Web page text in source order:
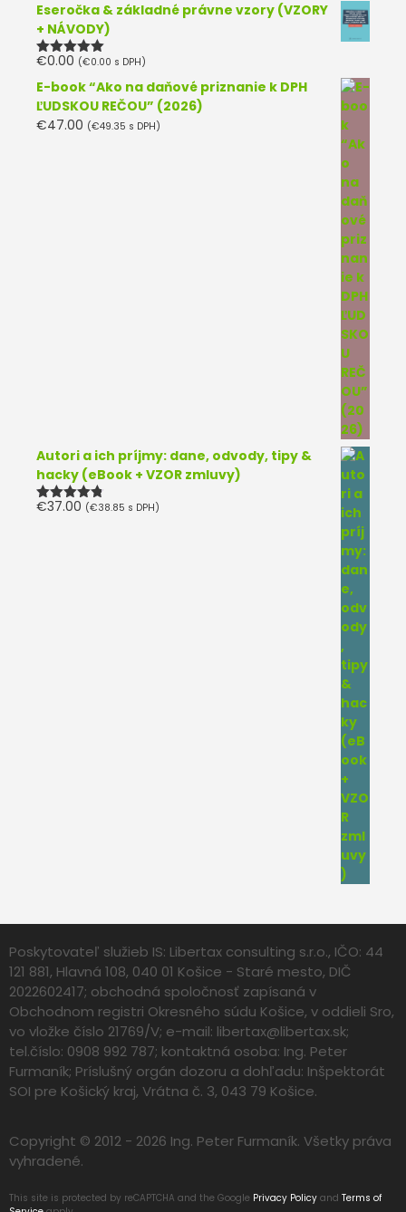
Eseročka & základné právne vzory (VZORY
+ NÁVODY)
Hodnotenie
€0.00 (€0.00 s DPH)
E-book “Ako na daňové priznanie k DPH
ĽUDSKOU REČOU” (2026)
€47.00 (€49.35 s DPH)
Autori a ich príjmy: dane, odvody, tipy &
hacky (eBook + VZOR zmluvy)
Hodnotenie
€37.00 (€38.85 s DPH)
Poskytovateľ služieb IS: Libertax consulting s.r.o., IČO: 44
121 881, Hlavná 108, 040 01 Košice - Staré mesto, DIČ
2022602417; obchodná spoločnosť zapísaná v
Obchodnom registri Okresného súdu Košice, v oddieli Sro,
vo vložke číslo 21769/V; e-mail: libertax@libertax.sk;
tel.číslo: 0908 992 787; kontaktná osoba: Ing. Peter
Furmaník; Príslušný orgán dozoru a dohľadu: Inšpektorát
SOI pre Košický kraj, Vrátna č. 3, 043 79 Košice.
Copyright © 2012 - 2026 Ing. Peter Furmaník. Všetky práva
vyhradené.
This site is protected by reCAPTCHA and the Google Privacy Policy and Terms of